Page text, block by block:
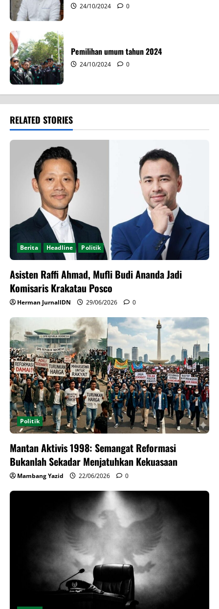
24/10/2024 0
Pemilihan umum tahun 2024
24/10/2024 0
RELATED STORIES
Berita Headline Politik
Asisten Raffi Ahmad, Mufli Budi Ananda Jadi
Komisaris Krakatau Posco
Herman JurnalIDN 29/06/2026 0
Politik
Mantan Aktivis 1998: Semangat Reformasi
Bukanlah Sekadar Menjatuhkan Kekuasaan
Mambang Yazid 22/06/2026 0